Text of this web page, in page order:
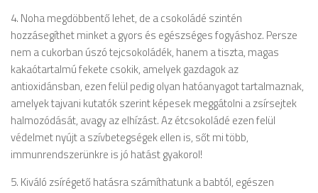
4. Noha megdöbbentő lehet, de a csokoládé szintén
hozzásegíthet minket a gyors és egészséges fogyáshoz. Persze
nem a cukorban úszó tejcsokoládék, hanem a tiszta, magas
kakaótartalmú fekete csokik, amelyek gazdagok az
antioxidánsban, ezen felül pedig olyan hatóanyagot tartalmaznak,
amelyek tajvani kutatók szerint képesek meggátolni a zsírsejtek
halmozódását, avagy az elhízást. Az étcsokoládé ezen felül
védelmet nyújt a szívbetegségek ellen is, sőt mi több,
immunrendszerünkre is jó hatást gyakorol!
5. Kiváló zsírégető hatásra számíthatunk a babtól, egészen